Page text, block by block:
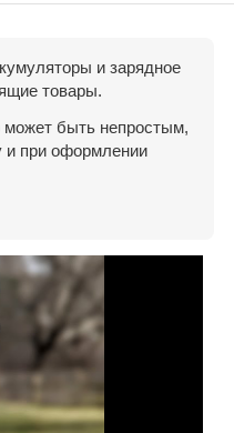
и зарядное
товары.
быть непростым,
и при оформлении